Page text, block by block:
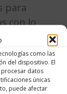
como las
del dispositivo. El
datos
únicas
puede afectar
para
con lo
en el